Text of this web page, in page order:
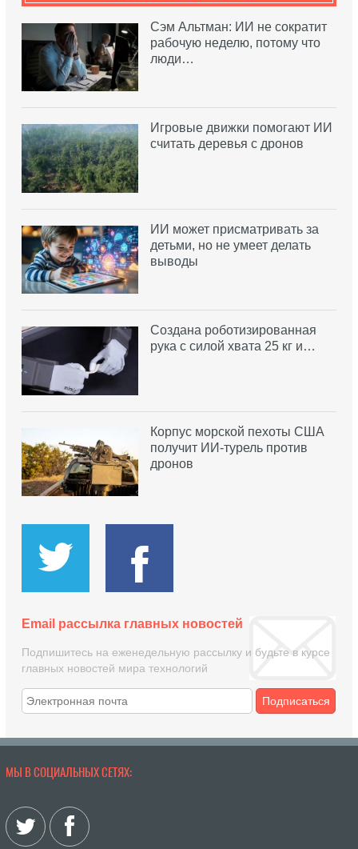
Сэм Альтман: ИИ не сократит
рабочую неделю, потому что
люди…
Игровые движки помогают ИИ
считать деревья с дронов
ИИ может присматривать за
детьми, но не умеет делать
выводы
Создана роботизированная
рука с силой хвата 25 кг и…
Корпус морской пехоты США
получит ИИ-турель против
дронов
Email рассылка главных новостей
Подпишитесь на еженедельную рассылку и будьте в курсе
главных новостей мира технологий
Подписаться
МЫ В СОЦИАЛЬНЫХ СЕТЯХ: